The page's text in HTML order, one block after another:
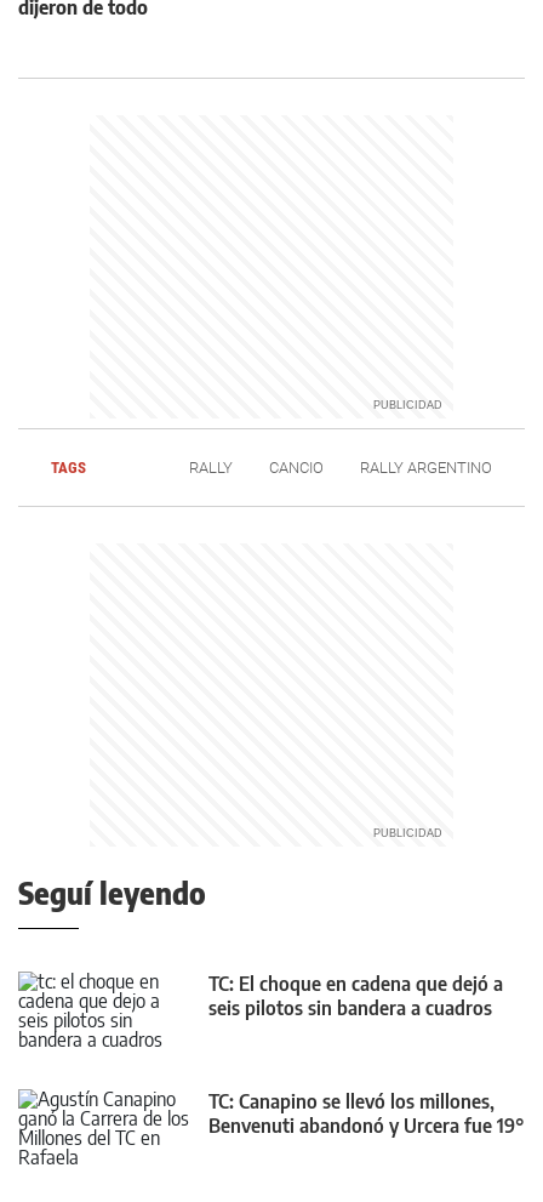
dijeron de todo
TAGS RALLY CANCIO RALLY ARGENTINO
Seguí leyendo
TC: El choque en cadena que dejó a
seis pilotos sin bandera a cuadros
TC: Canapino se llevó los millones,
Benvenuti abandonó y Urcera fue 19°